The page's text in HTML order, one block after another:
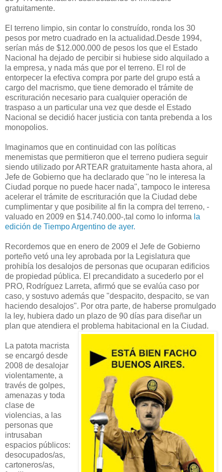
gratuitamente.
El terreno limpio, sin contar lo construído, ronda los 30
pesos por metro cuadrado en la actualidad.Desde 1994,
serían más de $12.000.000 de pesos los que el Estado
Nacional ha dejado de percibir si hubiese sido alquilado a
la empresa, y nada más que por el terreno. El rol de
entorpecer la efectiva compra por parte del grupo está a
cargo del macrismo, que tiene demorado el trámite de
escrituración necesario para cualquier operación de
traspaso a un particular una vez que desde el Estado
Nacional se decidió hacer justicia con tanta prebenda a los
monopolios.
Imaginamos que en continuidad con las políticas
menemistas que permitieron que el terreno pudiera seguir
siendo utilizado por ARTEAR gratuitamente hasta ahora, al
Jefe de Gobierno que ha declarado que "no le interesa la
Ciudad porque no puede hacer nada", tampoco le interesa
acelerar el trámite de escrituración que la Ciudad debe
cumplimentar y que posibilite al fin la compra del terreno, -
valuado en 2009 en $14.740.000-,tal como lo informa la
edición de Tiempo Argentino de ayer.
Recordemos que en enero de 2009 el Jefe de Gobierno
porteño vetó una ley aprobada por la Legislatura que
prohibía los desalojos de personas que ocuparan edificios
de propiedad pública. El precandidato a sucederlo por el
PRO, Rodríguez Larreta, afirmó que se evalúa caso por
caso, y sostuvo además que "despacito, despacito, se van
haciendo desalojos". Por otra parte, de haberse promulgado
la ley, hubiera dado un plazo de 90 días para diseñar un
plan que atendiera el problema habitacional en la Ciudad.
La patota macrista
se encargó desde
2008 de desalojar
violentamente, a
través de golpes,
amenazas y toda
clase de
violencias, a las
personas que
intrusaban
espacios públicos:
desocupados/as,
cartoneros/as,